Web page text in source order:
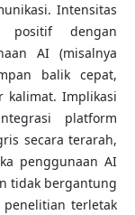
Intensitas
positif dengan
AI (misalnya
balik cepat,
kalimat. Implikasi
platform
secara terarah,
penggunaan AI
tidak bergantung
penelitian terletak